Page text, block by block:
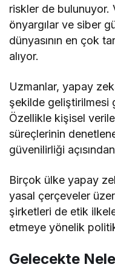
riskler de bulunuyor.
önyargılar ve siber
dünyasının en çok
alıyor.
Uzmanlar, yapay
şekilde geliştirilmesi
Özellikle kişisel
süreçlerinin
güvenilirliği
Birçok ülke yapay
yasal çerçeveler
şirketleri de etik
etmeye yönelik
Gelecekte